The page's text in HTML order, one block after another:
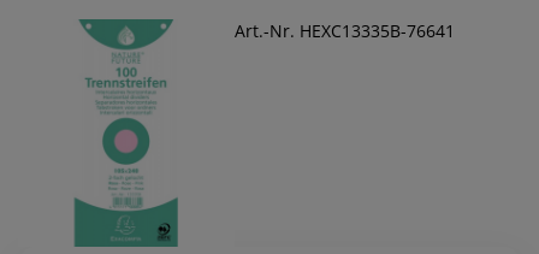
Art.-Nr. HEXC13335B-76641